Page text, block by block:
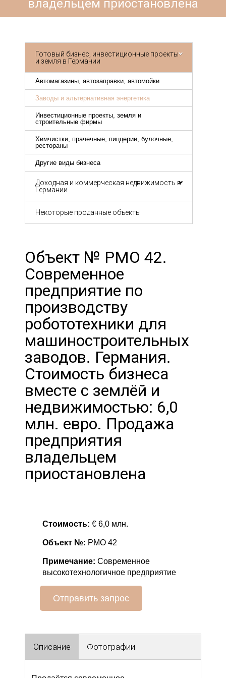
владельцем приостановлена
Готовый бизнес, инвестиционные проекты
и земля в Германии
Автомагазины, автозаправки, автомойки
Заводы и альтернативная энергетика
Инвестиционные проекты, земля и
строительные фирмы
Химчистки, прачечные, пиццерии, булочные,
рестораны
Другие виды бизнеса
Доходная и коммерческая недвижимость в
Германии
Некоторые проданные объекты
Объект № PMO 42.
Современное
предприятие по
производству
робототехники для
машиностроительных
заводов. Германия.
Стоимость бизнеса
вместе с землёй и
недвижимостью: 6,0
млн. евро. Продажа
предприятия
владельцем
приостановлена
Стоимость: € 6,0 млн.
Объект №: РМО 42
Примечание: Современное
высокотехнологичное предприятие
Отправить запрос
Описание Фотографии